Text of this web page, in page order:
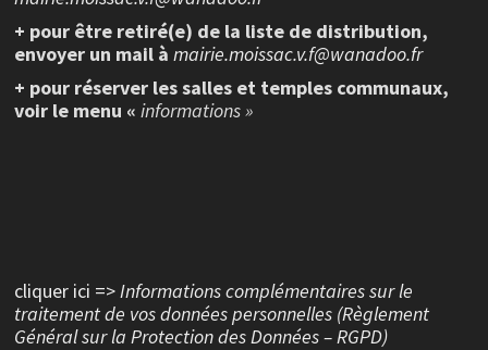
+ pour être retiré(e) de la liste de distribution,
envoyer un mail à mairie.moissac.v.f@wanadoo.fr
+ pour réserver les salles et temples communaux,
voir le menu « informations »
cliquer ici =>Informations complémentaires sur le
traitement de vos données personnelles (Règlement
Général sur la Protection des Données – RGPD)